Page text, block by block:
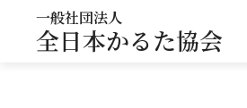
一般社団法人
全日本かるた協会